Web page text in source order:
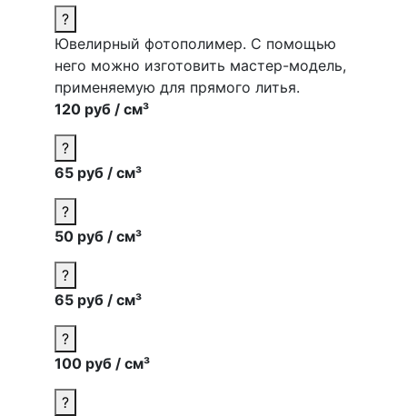
?
Ювелирный фотополимер. С помощью
него можно изготовить мастер-модель,
применяемую для прямого литья.
120 руб / см³
?
65 руб / см³
?
50 руб / см³
?
65 руб / см³
?
100 руб / см³
?